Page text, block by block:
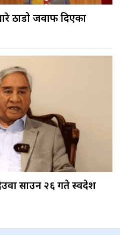
ठाडो जवाफ दिएका
देउवा साउन २६ गते स्वदेश